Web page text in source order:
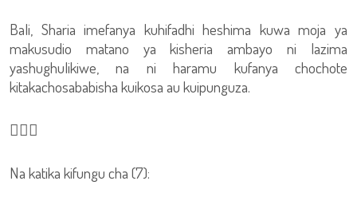
Bali, Sharia imefanya kuhifadhi heshima kuwa moja ya
makusudio matano ya kisheria ambayo ni lazima
yashughulikiwe, na ni haramu kufanya chochote
kitakachosababisha kuikosa au kuipunguza.

Na katika kifungu cha (7):